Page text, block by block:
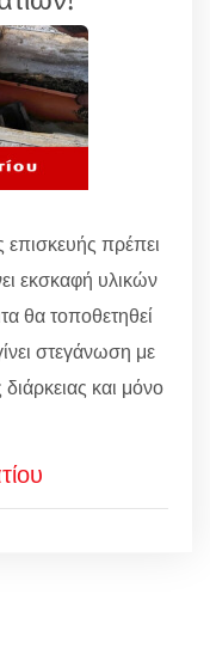
επισκευής πρέπει
εκσκαφή υλικών
θα τοποθετηθεί
στεγάνωση με
και μόνο